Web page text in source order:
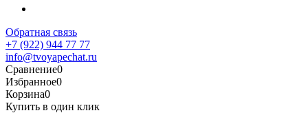
Обратная связь
+7 (922) 944 77 77
info@tvoyapechat.ru
Сравнение0
Избранное0
Корзина0
Купить в один клик